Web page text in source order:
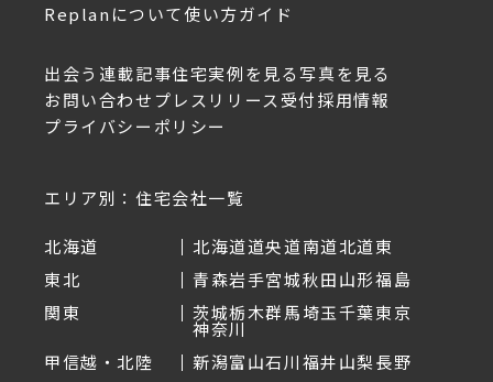
Replanについて使い方ガイド
出会う 連載記事住宅実例を見る写真を見る
お問い合わせ プレスリリース受付採用情報
プライバシーポリシー
エリア別：住宅会社一覧
北海道 北海道道央道南道北道東
東北
青森岩手宮城秋田山形福島
関東
茨城栃木群馬埼玉千葉東京
神奈川
甲信越・北陸
新潟富山石川福井山梨長野